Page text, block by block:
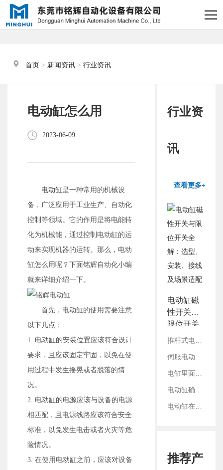
首页 > 新闻资讯 > 行业资讯
电动缸怎么用
2023-06-09
电动缸是一种常用的机械设
备，广泛应用于工业生产、自动化
控制等领域。它的作用是将电能转
化为机械能，通过控制电动缸的运
动来实现机器的运转。那么，电动
缸怎么用呢？下面铭辉自动化小编
就来详细介绍一下。
首先，电动缸的使用需要注意
以下几点：
1. 电动缸的安装位置应该符合设计
要求，且应该固定牢固，以免在使
用过程中发生摇晃或者脱落的情
况。
2. 电动缸的电源应该与设备的电源
相匹配，且电源线路应该符合安全
标准，以免发生电击或者火灾等危
险情况。
3. 在使用电动缸之前，应该对设备
行业资
讯
查看更多+
电动缸磁
性开关与
限位开关
全解：选
装、接线
及场景适
推杆式电缸与滑台式电缸：结构、性能及适用领域对比
伺服电动缸在切割设备上的应用案例
电缸里面的丝杠是如何固定的？
电动缸确定减速比：看电机参数还是丝杠参数？
电动缸在工业内胀轴测试领域的应用
推荐产
您好，我是电缸小助手，很高兴为
1.电动缸推力与速度计算
2.铭辉电动缸型号参数表
料